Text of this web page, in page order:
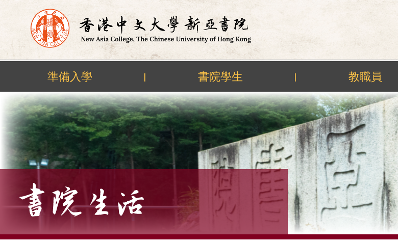
Skip
content
準備入學 | 書院學生 | 教職員